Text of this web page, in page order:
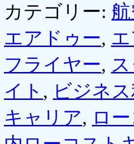
カテゴリー:
エアドゥー,
フライヤー,
イト , ビジネス
キャリア, ロ